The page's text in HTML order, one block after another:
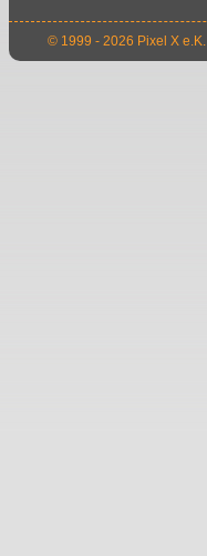
© 1999 - 2026 Pixel X e.K.